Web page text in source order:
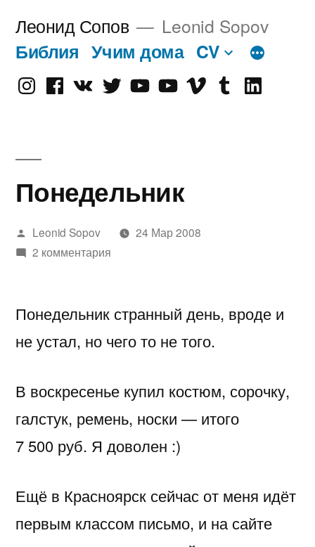
Леонид Сопов Leonid Sopov
Библия Учим дома CV
InstagramFacebook
VK TwitterYoutube
Old Vimeotumblrlinkedin
Понедельник
Написано
автором
Leonid Sopov
24 Мар 2008
2 комментария
Понедельник странный день, вроде и
не устал, но чего то не того.
В воскресенье купил костюм, сорочку,
галстук, ремень, носки — итого
7 500 руб. Я доволен :)
Ещё в Красноярск сейчас от меня идёт
первым классом письмо, и на сайте